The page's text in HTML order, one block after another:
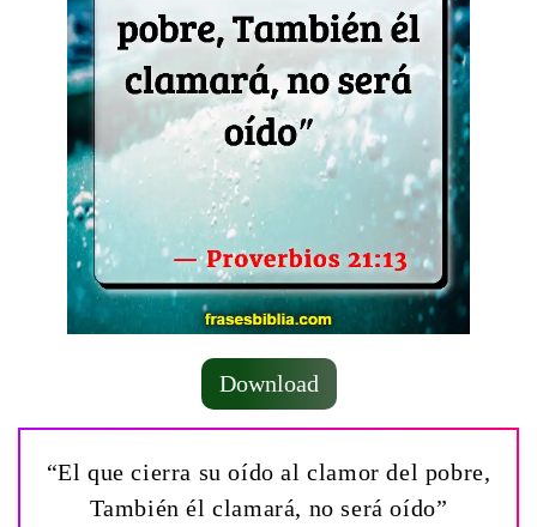
Download
“El que cierra su oído al clamor del pobre,
También él clamará, no será oído”